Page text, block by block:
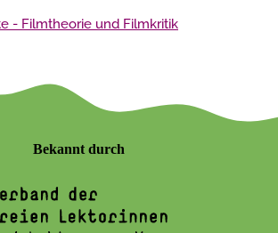
- Filmtheorie und Filmkritik
Bekannt durch